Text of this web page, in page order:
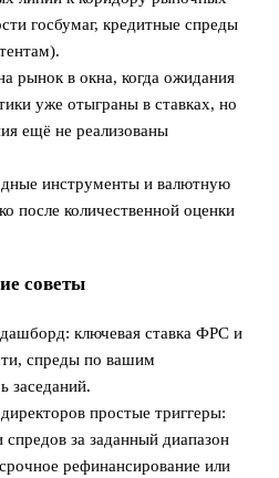
госбумаг, кредитные спреды
рынок в окна, когда ожидания
уже отыграны в ставках, но
ещё не реализованы
инструменты и валютную
после количественной оценки
советы
ключевая ставка ФРС и
спреды по вашим
заседаний.
простые триггеры:
спредов за заданный диапазон
рефинансирование или